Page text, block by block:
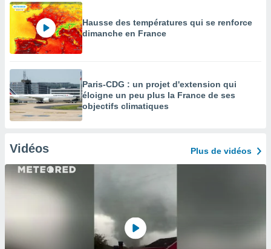
Hausse des températures qui se renforce
dimanche en France
Paris-CDG : un projet d'extension qui
éloigne un peu plus la France de ses
objectifs climatiques
Vidéos Plus de vidéos